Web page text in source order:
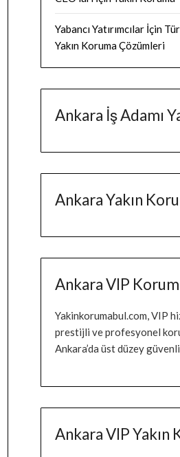
Yabancı Yatırımcılar İçin
Yakın Koruma Çözümleri
Ankara İş Adamı
Ankara Yakın
Ankara VIP
Yakinkorumabul.com, VIP
prestijli ve profesyonel
Ankara’da üst düzey
Ankara VIP Yakın